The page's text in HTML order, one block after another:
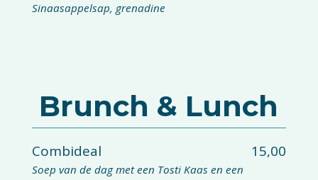
Sinaasappelsap, grenadine
Brunch & Lunch
Combideal 15,00
Soep van de dag met een Tosti Kaas en een